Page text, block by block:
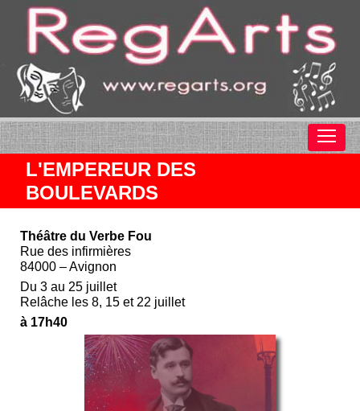
L'EMPEREUR DES
BOULEVARDS
Théâtre du Verbe Fou
Rue des infirmières
84000 – Avignon
Du 3 au 25 juillet
Relâche les 8, 15 et 22 juillet
à 17h40